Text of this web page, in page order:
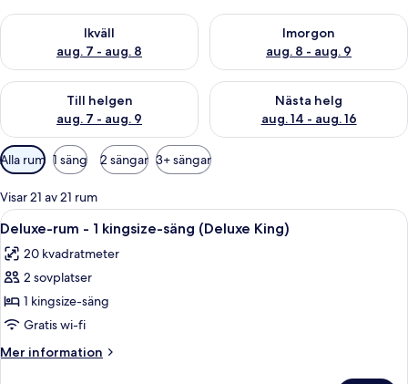
Ikväll
aug. 7 - aug. 8
Kontrollera tillgängligheten för ikväll aug. 7 - aug. 8
Imorgon
aug. 8 - aug. 9
Kontrollera tillgängligheten
Till helgen
aug. 7 - aug. 9
Kontrollera tillgängligheten för den här helgen aug. 7 - aug. 9
Nästa helg
aug. 14 - aug. 16
Kontrollera tillgängligheten
Tillgängliga
filter
för
rum
Alla rum 1 säng 2 sängar 3+ sängar
Visar 21 av 21 rum
Öppna
alla
foton
för
Deluxe-
rum
-
1
Ett hotellrum med en säng, en
4
Deluxe-rum - 1 kingsize-säng (Deluxe King)
20 kvadratmeter
2 sovplatser
1 kingsize-säng
Gratis wi-fi
Mer information
Mer